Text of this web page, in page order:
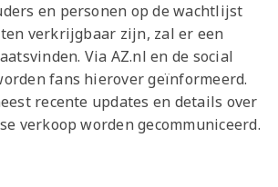
en personen op de wachtlijst
verkrijgbaar zijn, zal er een
Via AZ.nl en de social
fans hierover geïnformeerd.
recente updates en details over
verkoop worden gecommuniceerd.